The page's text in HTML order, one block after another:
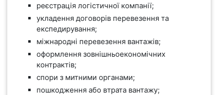
реєстрація логістичної компанії;
укладення договорів перевезення та
експедирування;
міжнародні перевезення вантажів;
оформлення зовнішньоекономічних
контрактів;
спори з митними органами;
пошкодження або втрата вантажу;